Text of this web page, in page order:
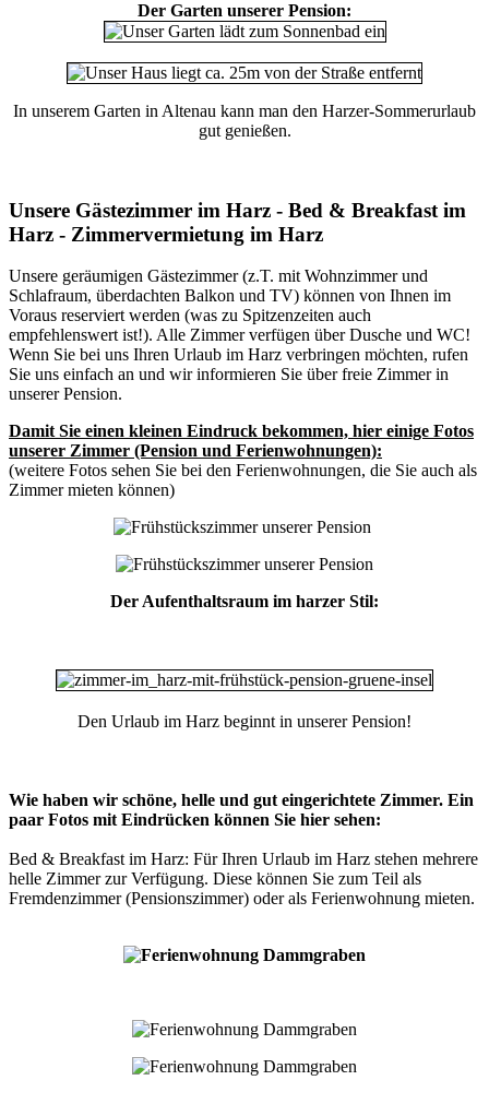
Der Garten unserer Pension:
In unserem Garten in Altenau kann man den Harzer-Sommerurlaub
gut genießen.
Unsere Gästezimmer im Harz - Bed & Breakfast im
Harz - Zimmervermietung im Harz
Unsere geräumigen Gästezimmer (z.T. mit Wohnzimmer und
Schlafraum, überdachten Balkon und TV) können von Ihnen im
Voraus reserviertwerden (was zu Spitzenzeiten auch
empfehlenswert ist!). Alle Zimmer verfügen über Dusche und WC!
Wenn Sie bei uns Ihren Urlaub im Harz verbringen möchten, rufen
Sie uns einfach an und wir informieren Sie über freie Zimmer in
unserer Pension.
Damit Sie einen kleinen Eindruck bekommen, hier einige Fotos
unserer Zimmer (Pension und Ferienwohnungen):
(weitere Fotos sehen Sie bei den Ferienwohnungen, die Sie auch als
Zimmer mieten können)
Der Aufenthaltsraum im harzer Stil:
Den Urlaub im Harz beginnt in unserer Pension!
Wie haben wir schöne, helle und gut eingerichtete Zimmer. Ein
paar Fotos mit Eindrücken können Sie hier sehen:
Bed & Breakfast im Harz: Für Ihren Urlaub im Harz stehen mehrere
helle Zimmer zur Verfügung. Diese können Sie zum Teil als
Fremdenzimmer (Pensionszimmer) oder als Ferienwohnung mieten.